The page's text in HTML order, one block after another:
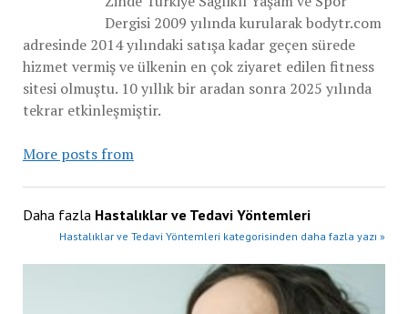
Dergisi 2009 yılında kurularak bodytr.com
adresinde 2014 yılındaki satışa kadar geçen sürede
hizmet vermiş ve ülkenin en çok ziyaret edilen fitness
sitesi olmuştu. 10 yıllık bir aradan sonra 2025 yılında
tekrar etkinleşmiştir.
More posts from
Daha fazla Hastalıklar ve Tedavi Yöntemleri
Hastalıklar ve Tedavi Yöntemleri kategorisinden daha fazla yazı »